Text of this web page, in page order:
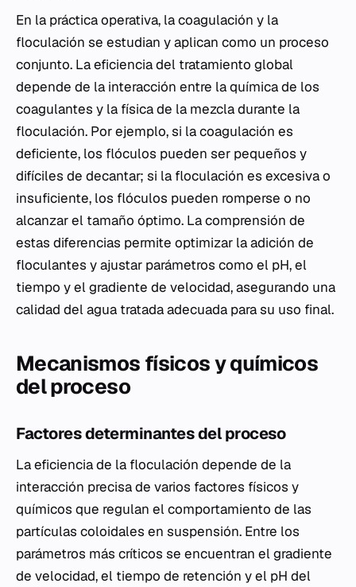
En la práctica operativa, la coagulación y la
floculación se estudian y aplican como un proceso
conjunto. La eficiencia del tratamiento global
depende de la interacción entre la química de los
coagulantes y la física de la mezcla durante la
floculación. Por ejemplo, si la coagulación es
deficiente, los flóculos pueden ser pequeños y
difíciles de decantar; si la floculación es excesiva o
insuficiente, los flóculos pueden romperse o no
alcanzar el tamaño óptimo. La comprensión de
estas diferencias permite optimizar la adición de
floculantes y ajustar parámetros como el pH, el
tiempo y el gradiente de velocidad, asegurando una
calidad del agua tratada adecuada para su uso final.
Mecanismos físicos y químicos
del proceso
Factores determinantes del proceso
La eficiencia de la floculación depende de la
interacción precisa de varios factores físicos y
químicos que regulan el comportamiento de las
partículas coloidales en suspensión. Entre los
parámetros más críticos se encuentran el gradiente
de velocidad, el tiempo de retención y el pH del